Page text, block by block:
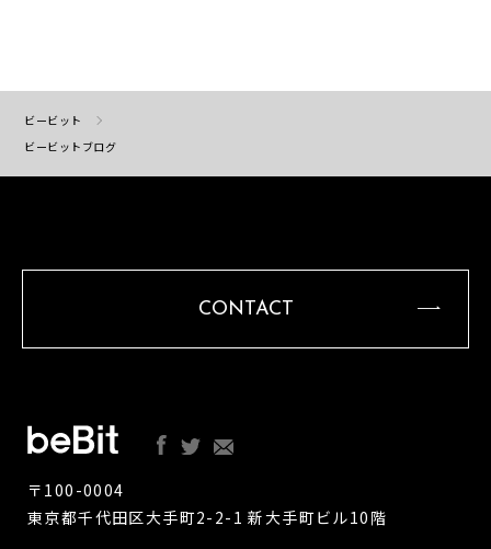
ビービット
ビービットブログ
CONTACT
〒100-0004
東京都千代田区大手町2-2-1 新大手町ビル10階